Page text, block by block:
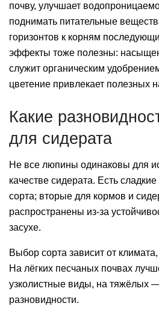
почву, улучшает
поднимать питательные
горизонтов к корням
эффекты тоже полезны:
служит органическим
цветение привлекает полезных
Какие
для сидерата
Не все люпины одинаковы для
качестве сидерата. Есть
сорта; вторые для кормов и
распространены из‑за
засухе.
Выбор сорта зависит от
На лёгких песчаных почвах
узколистные виды, на тяжёлых
разновидности.